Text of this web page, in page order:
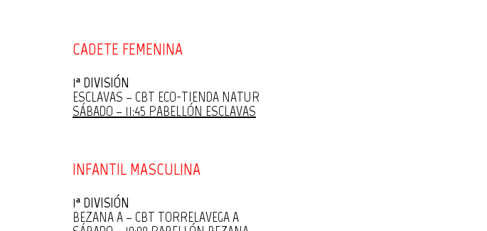
CADETE FEMENINA
1ª DIVISIÓN
ESCLAVAS – CBT ECO-TIENDA NATUR
SÁBADO – 11:45 PABELLÓN ESCLAVAS
INFANTIL MASCULINA
1ª DIVISIÓN
BEZANA A – CBT TORRELAVEGA A